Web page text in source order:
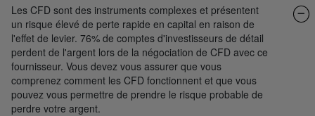
Les CFD sont des instruments complexes et présentent
un risque élevé de perte rapide en capital en raison de
l'effet de levier. 76% de comptes d'investisseurs de détail
perdent de l'argent lors de la négociation de CFD avec ce
fournisseur. Vous devez vous assurer que vous
comprenez comment les CFD fonctionnent et que vous
pouvez vous permettre de prendre le risque probable de
perdre votre argent.